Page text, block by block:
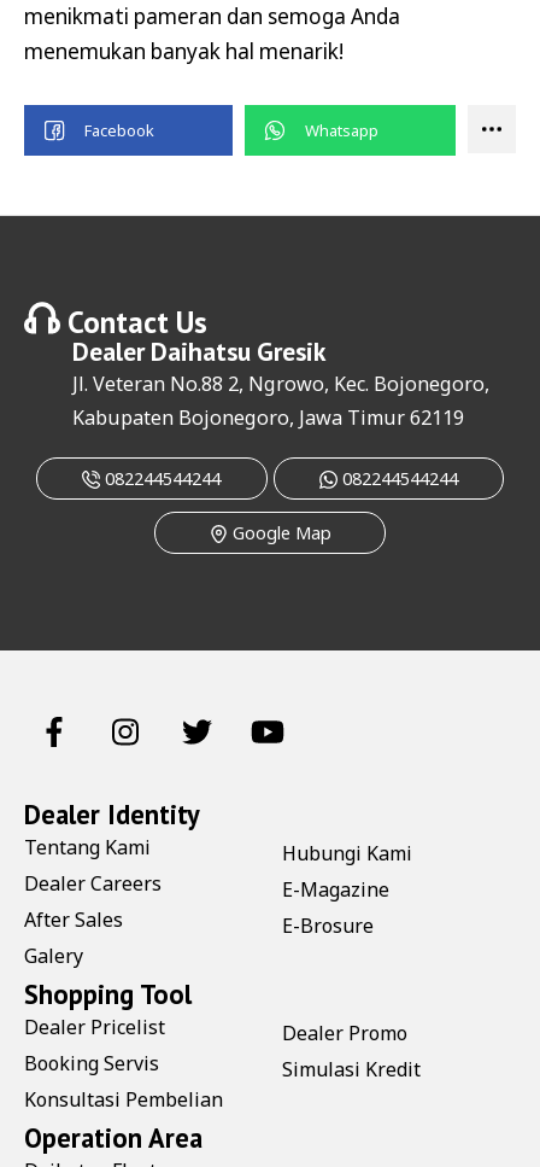
menikmati pameran dan semoga Anda
menemukan banyak hal menarik!
Contact Us
DealerDaihatsu Gresik
Jl. Veteran No.88 2, Ngrowo, Kec. Bojonegoro,
Kabupaten Bojonegoro, Jawa Timur 62119
082244544244 082244544244
Google Map
Dealer Identity
Tentang Kami
Dealer Careers
After Sales
Galery
Hubungi Kami
E-Magazine
E-Brosure
Shopping Tool
Dealer Pricelist
Booking Servis
Konsultasi Pembelian
Dealer Promo
Simulasi Kredit
Operation Area